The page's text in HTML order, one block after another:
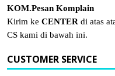
KOM.Pesan Komplain
Kirim ke CENTER di atas
CS kami di bawah ini.
CUSTOMER SERVICE